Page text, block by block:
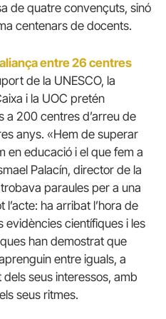
de quatre convençuts, sinó
centenars de docents.
entre 26 centres
de la UNESCO, la
i la UOC pretén
a 200 centres d’arreu de
anys. «Hem de superar
en educació i el que fem a
Palacín, director de la
paraules per a una
ha arribat l’hora de
evidències científiques i les
han demostrat que
entre iguals, a
seus interessos, amb
seus ritmes.